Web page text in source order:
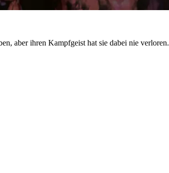
aber ihren Kampfgeist hat sie dabei nie verloren.